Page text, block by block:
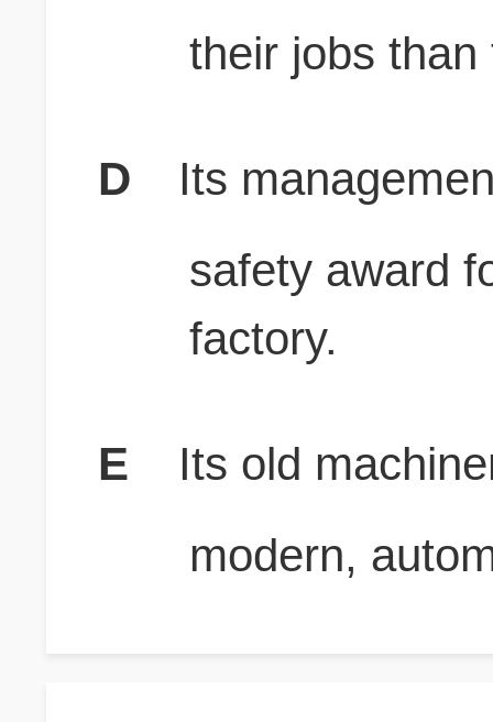
their jobs
D
Its
safety award
factory.
E
Its old
modern,